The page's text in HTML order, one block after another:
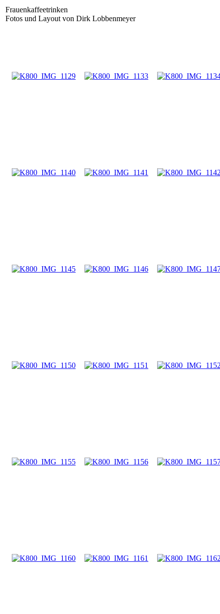
Frauenkaffeetrinken
Fotos und Layout von Dirk Lobbenmeyer